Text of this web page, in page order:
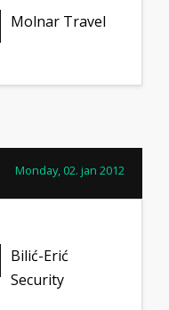
Molnar Travel
Monday, 02. jan 2012
Bilić-Erić
Security